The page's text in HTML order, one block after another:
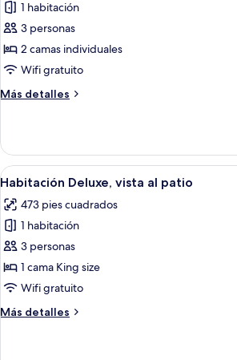
de
Habitación
Deluxe,
vista
parque
1 habitación
3 personas
2 camas individuales
Wifi gratuito
Más detalles
Más
Deluxe,
vista
al
Abrir
todas
las
fotos
de
Habitación
Deluxe,
al
Una
6
Habitación Deluxe, vista al patio
473 pies cuadrados
1 habitación
3 personas
1 cama King size
Wifi gratuito
Más detalles
Más